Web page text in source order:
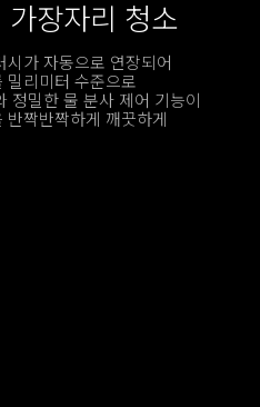
장자리 청소
가 자동으로 연장되어
밀리미터 수준으로
정밀한 물 분사 제어 기능이
짝반짝하게 깨끗하게